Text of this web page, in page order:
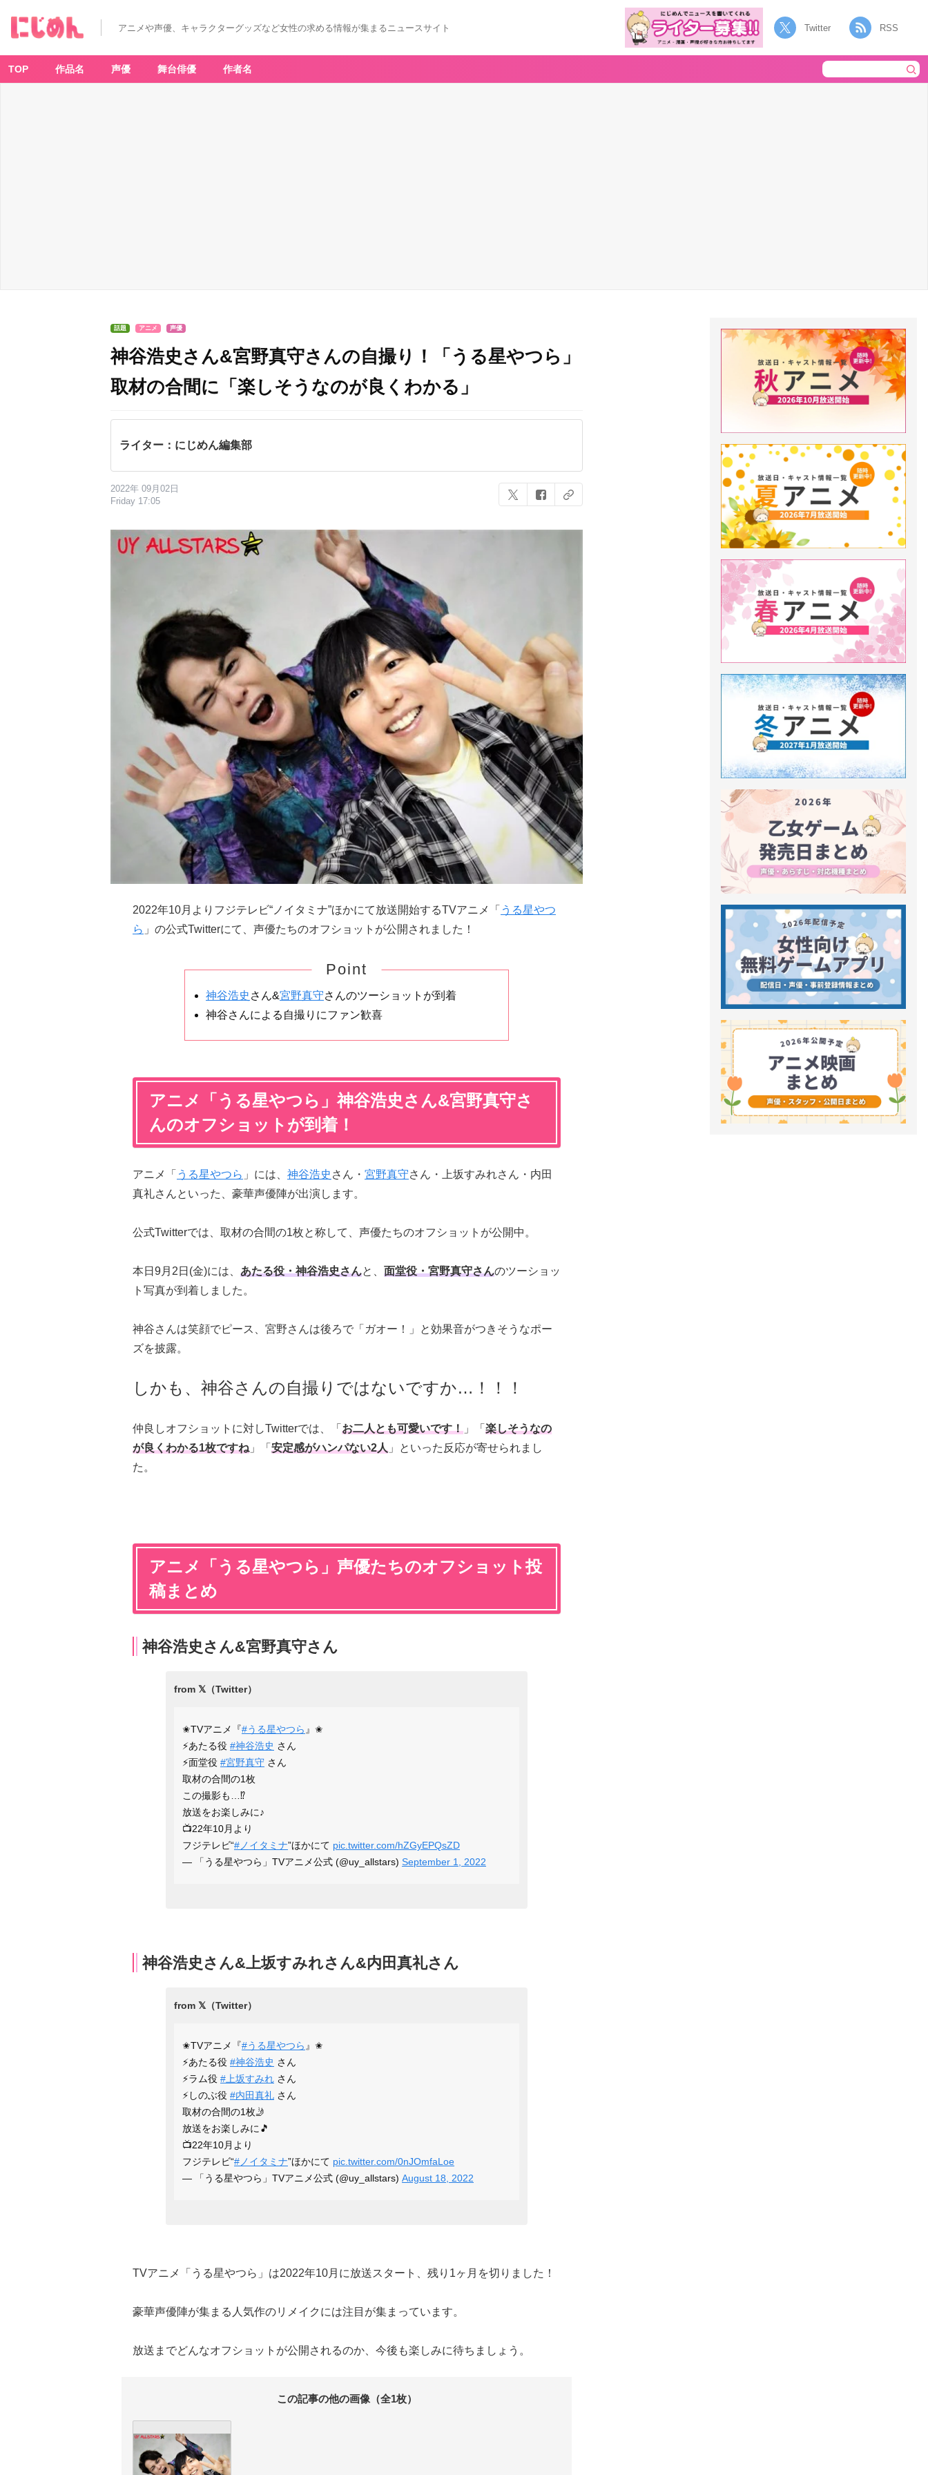
アニメや声優、キャラクターグッズなど女性の求める情報が集まるニュースサイト Twitter RSS
TOP 作品名 声優 舞台俳優 作者名
話題 アニメ 声優
神谷浩史さん&宮野真守さんの自撮り！「うる星やつら」
取材の合間に「楽しそうなのが良くわかる」
ライター：にじめん編集部
2022年 09月02日
Friday 17:05
2022年10月よりフジテレビ“ノイタミナ”ほかにて放送開始するTVアニメ「 うる星やつ
ら 」の公式Twitterにて、声優たちのオフショットが公開されました！
Point
神谷浩史 さん&宮野真守さんのツーショットが到着
神谷さんによる自撮りにファン歓喜
アニメ「うる星やつら」神谷浩史さん&宮野真守さ
んのオフショットが到着！
アニメ「 うる星やつら 」には、 神谷浩史 さん・ 宮野真守さん・上坂すみれさん・内田
真礼さんといった、豪華声優陣が出演します。
公式Twitterでは、取材の合間の1枚と称して、声優たちのオフショットが公開中。
本日9月2日(金)には、 あたる役・神谷浩史さんと、 面堂役・宮野真守さんのツーショッ
ト写真が到着しました。
神谷さんは笑顔でピース、宮野さんは後ろで「ガオー！」と効果音がつきそうなポー
ズを披露。
しかも、神谷さんの自撮りではないですか…！！！
仲良しオフショットに対しTwitterでは、「 お二人とも可愛いです！ 」「 楽しそうなの
が良くわかる1枚ですね 」「 安定感がハンパない2人 」といった反応が寄せられまし
た。
アニメ「うる星やつら」声優たちのオフショット投
稿まとめ
神谷浩史さん&宮野真守さん
✬TVアニメ『#うる星やつら 』✬
⚡️あたる役 #神谷浩史 さん
⚡️面堂役 #宮野真守 さん
取材の合間の1枚
この撮影も…⁉
放送をお楽しみに♪
📺22年10月より
フジテレビ“#ノイタミナ”ほかにて pic.twitter.com/hZGyEPQsZD
— 「うる星やつら」TVアニメ公式 (@uy_allstars) September 1, 2022
神谷浩史さん&上坂すみれさん&内田真礼さん
✬TVアニメ『#うる星やつら 』✬
⚡️あたる役 #神谷浩史 さん
⚡️ラム役 #上坂すみれ さん
⚡️しのぶ役 #内田真礼 さん
取材の合間の1枚🤳
放送をお楽しみに🎵
📺22年10月より
フジテレビ“#ノイタミナ”ほかにて pic.twitter.com/0nJOmfaLoe
— 「うる星やつら」TVアニメ公式 (@uy_allstars) August 18, 2022
TVアニメ「うる星やつら」は2022年10月に放送スタート、残り1ヶ月を切りました！
豪華声優陣が集まる人気作のリメイクには注目が集まっています。
放送までどんなオフショットが公開されるのか、今後も楽しみに待ちましょう。
この記事の他の画像（全1枚）